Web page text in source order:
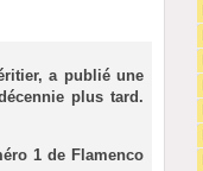
a publié une
plus tard.
1 de Flamenco